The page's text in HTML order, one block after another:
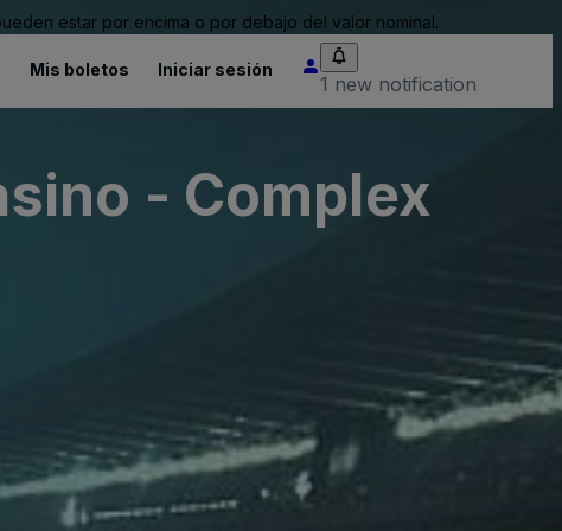
estar por encima o por debajo del valor nominal.
Mis boletos Iniciar sesión
1 new notification
- Complex